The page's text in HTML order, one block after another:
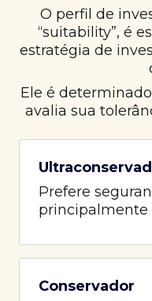
O perfil de
“suitability”, é
estratégia de
Ele é
avalia sua
Prefere
principalmente
Conservador